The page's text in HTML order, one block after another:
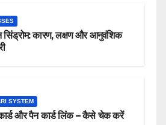
कारण, लक्षण और आनुवंशिक
SYSTEM
और पैन कार्ड लिंक – कैसे चेक करें